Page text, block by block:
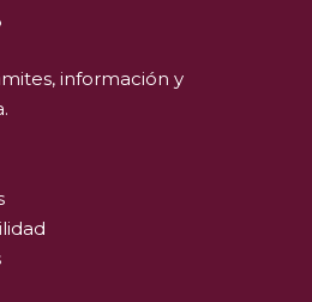
información y